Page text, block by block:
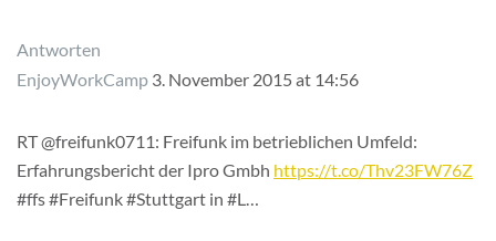
Antworten
EnjoyWorkCamp 3. November 2015 at 14:56
RT @freifunk0711: Freifunk im betrieblichen Umfeld:
Erfahrungsbericht der Ipro Gmbh https://t.co/Thv23FW76Z
#ffs #Freifunk #Stuttgart in #L…